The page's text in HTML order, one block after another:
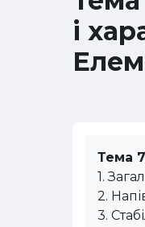
і
Тема
1.
2.
3.